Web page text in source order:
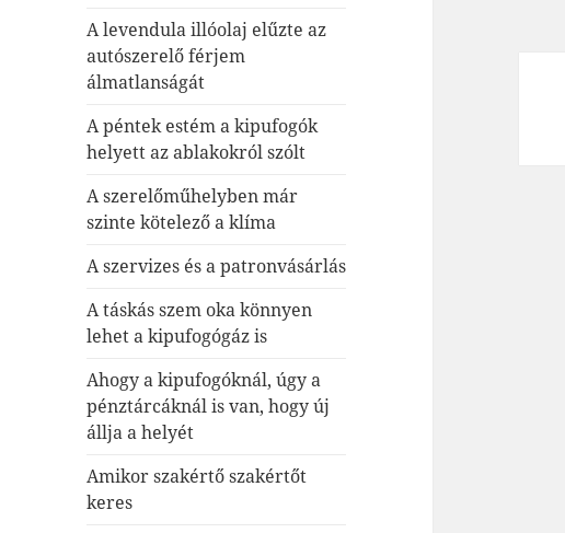
A levendula illóolaj elűzte az
autószerelő férjem
álmatlanságát
A péntek estém a kipufogók
helyett az ablakokról szólt
A szerelőműhelyben már
szinte kötelező a klíma
A szervizes és a patronvásárlás
A táskás szem oka könnyen
lehet a kipufogógáz is
Ahogy a kipufogóknál, úgy a
pénztárcáknál is van, hogy új
állja a helyét
Amikor szakértő szakértőt
keres